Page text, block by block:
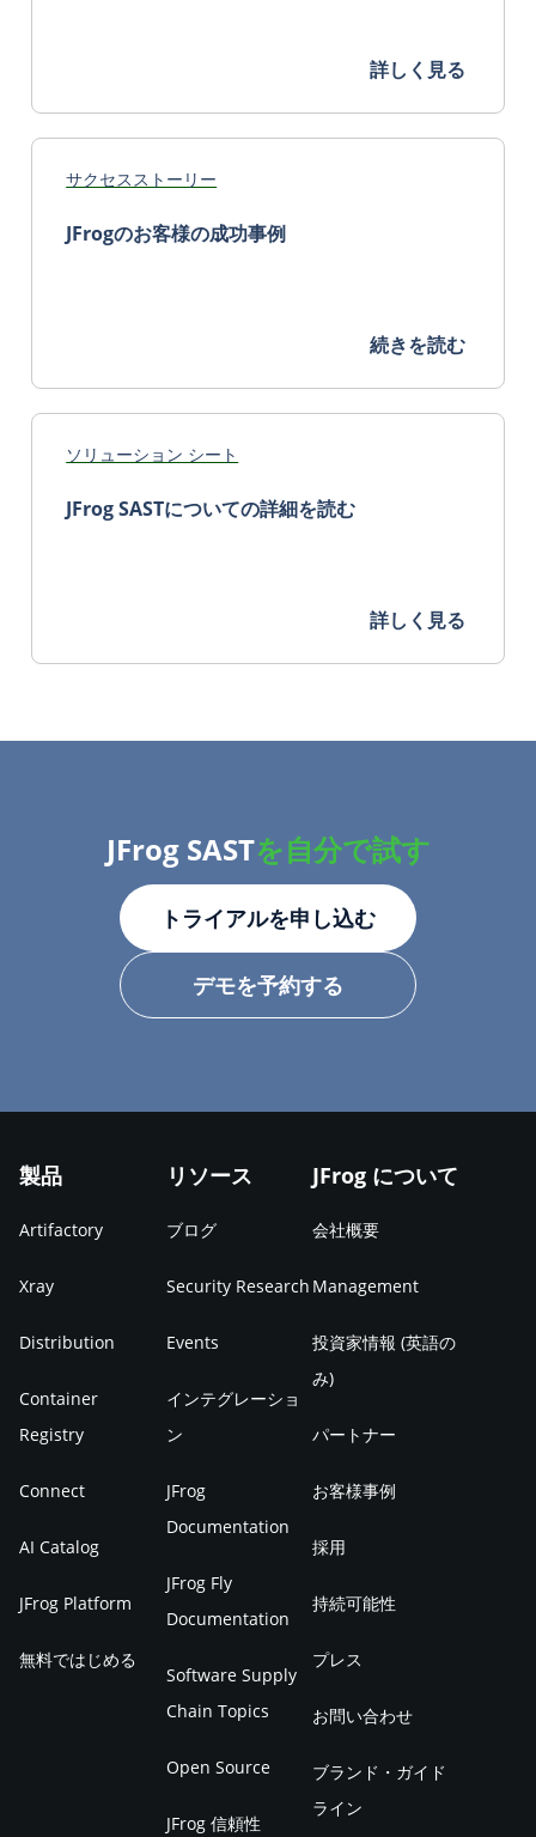
詳しく見る
サクセスストーリー
JFrogのお客様の成功事例
続きを読む
ソリューション シート
JFrog SASTについての詳細を読む
詳しく見る
JFrog SASTを自分で試す
トライアルを申し込む
デモを予約する
製品
Artifactory
Xray
Distribution
Container
Registry
Connect
AI Catalog
JFrog Platform
無料ではじめる
リソース
ブログ
Security Research
Events
インテグレーショ
ン
JFrog
Documentation
JFrog Fly
Documentation
Software Supply
Chain Topics
Open Source
JFrog 信頼性
JFrog について
会社概要
Management
投資家情報 (英語の
み)
パートナー
お客様事例
採用
持続可能性
プレス
お問い合わせ
ブランド・ガイド
ライン